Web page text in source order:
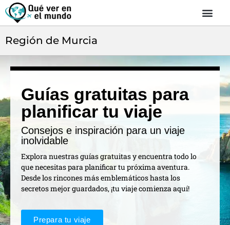
Región de Murcia
Guías gratuitas para
planificar tu viaje
Consejos e inspiración para un viaje
inolvidable
Explora nuestras guías gratuitas y encuentra todo lo
que necesitas para planificar tu próxima aventura.
Desde los rincones más emblemáticos hasta los
secretos mejor guardados, ¡tu viaje comienza aquí!
Prepara tu viaje